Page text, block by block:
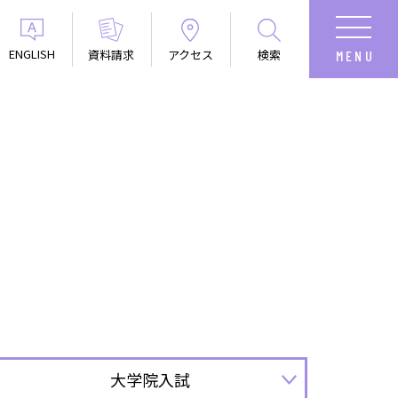
ENGLISH 資料請求 アクセス 検索
大学院入試